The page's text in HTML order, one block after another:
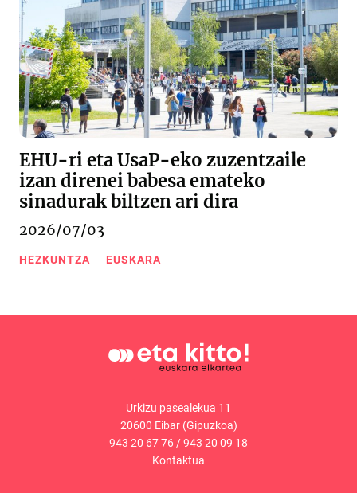
EHU-ri eta UsaP-eko zuzentzaile
izan direnei babesa emateko
sinadurak biltzen ari dira
2026/07/03
HEZKUNTZA EUSKARA
Urkizu pasealekua 11
20600 Eibar (Gipuzkoa)
943 20 67 76/943 20 09 18
Kontaktua